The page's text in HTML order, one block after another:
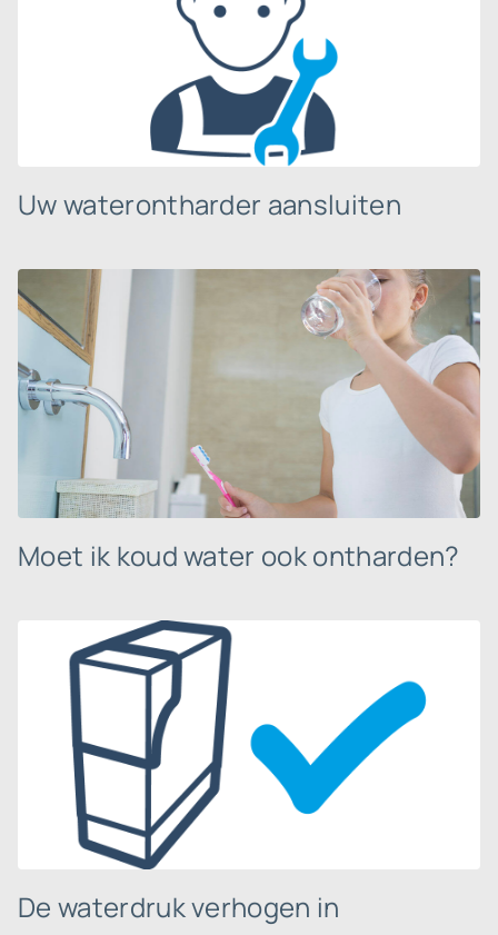
Uw waterontharder aansluiten
Moet ik koud water ook ontharden?
De waterdruk verhogen in